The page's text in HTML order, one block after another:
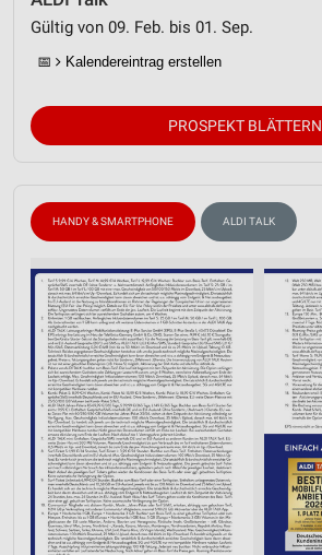
Gültig von 09. Feb. bis 01. Sep.
📅 Kalendereintrag erstellen
PROSPEKT BLÄTTERN
HANDY & SMARTPHONE ALDI TALK